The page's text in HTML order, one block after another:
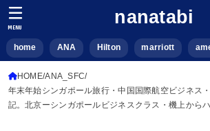
nanatabi
home ANA Hilton marriott
MENU
HOME ANA_SFC
年末年始シンガポール旅行・中国国際航空ビジネス
記。北京ーシンガポールビジネスクラス・機上から